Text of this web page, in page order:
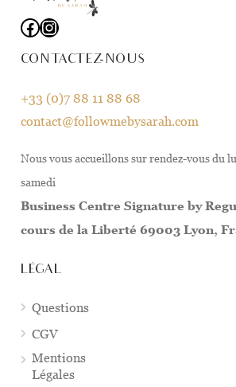
Facebook
Instagram
CONTACTEZ-NOUS
+33 (0)7 88 11 88 68
contact@followmebysarah.com
Nous vous accueillons sur rendez-vous du
samedi
Business Centre Signature by
cours de la Liberté 69003 Lyon,
LÉGAL
Questions
CGV
Mentions
Légales